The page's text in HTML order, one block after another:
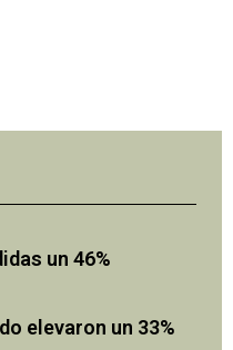
un 46%
elevaron un 33%